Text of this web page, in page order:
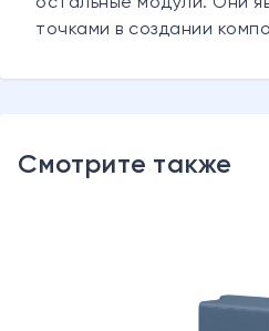
точками в создании
Смотрите также